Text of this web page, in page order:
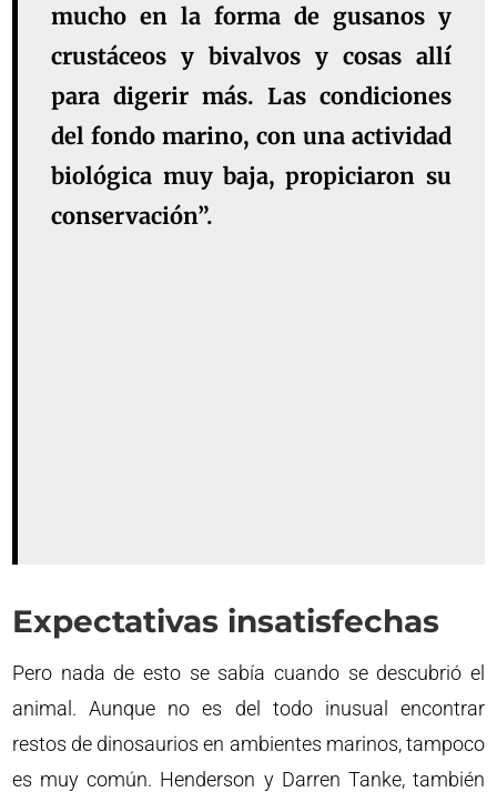
mucho en la forma de gusanos y
crustáceos y bivalvos y cosas allí
para digerir más. Las condiciones
del fondo marino, con una actividad
biológica muy baja, propiciaron su
conservación”.
Expectativas insatisfechas
Pero nada de esto se sabía cuando se descubrió el
animal. Aunque no es del todo inusual encontrar
restos de dinosaurios en ambientes marinos, tampoco
es muy común. Henderson y Darren Tanke, también